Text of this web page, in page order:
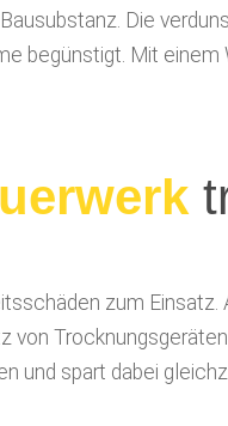
Die
begünstigt. Mit
zum Einsatz.
von
und spart dabei